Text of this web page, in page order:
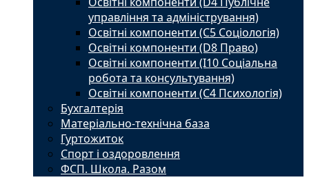
управління та адміністрування)
Освітні компоненти (С5 Соціологія)
Освітні компоненти (D8 Право)
Освітні компоненти (I10 Соціальна
робота та консультування)
Освітні компоненти (С4 Психологія)
Бухгалтерія
Матеріально-технічна база
Гуртожиток
Спорт і оздоровлення
ФСП. Школа. Разом